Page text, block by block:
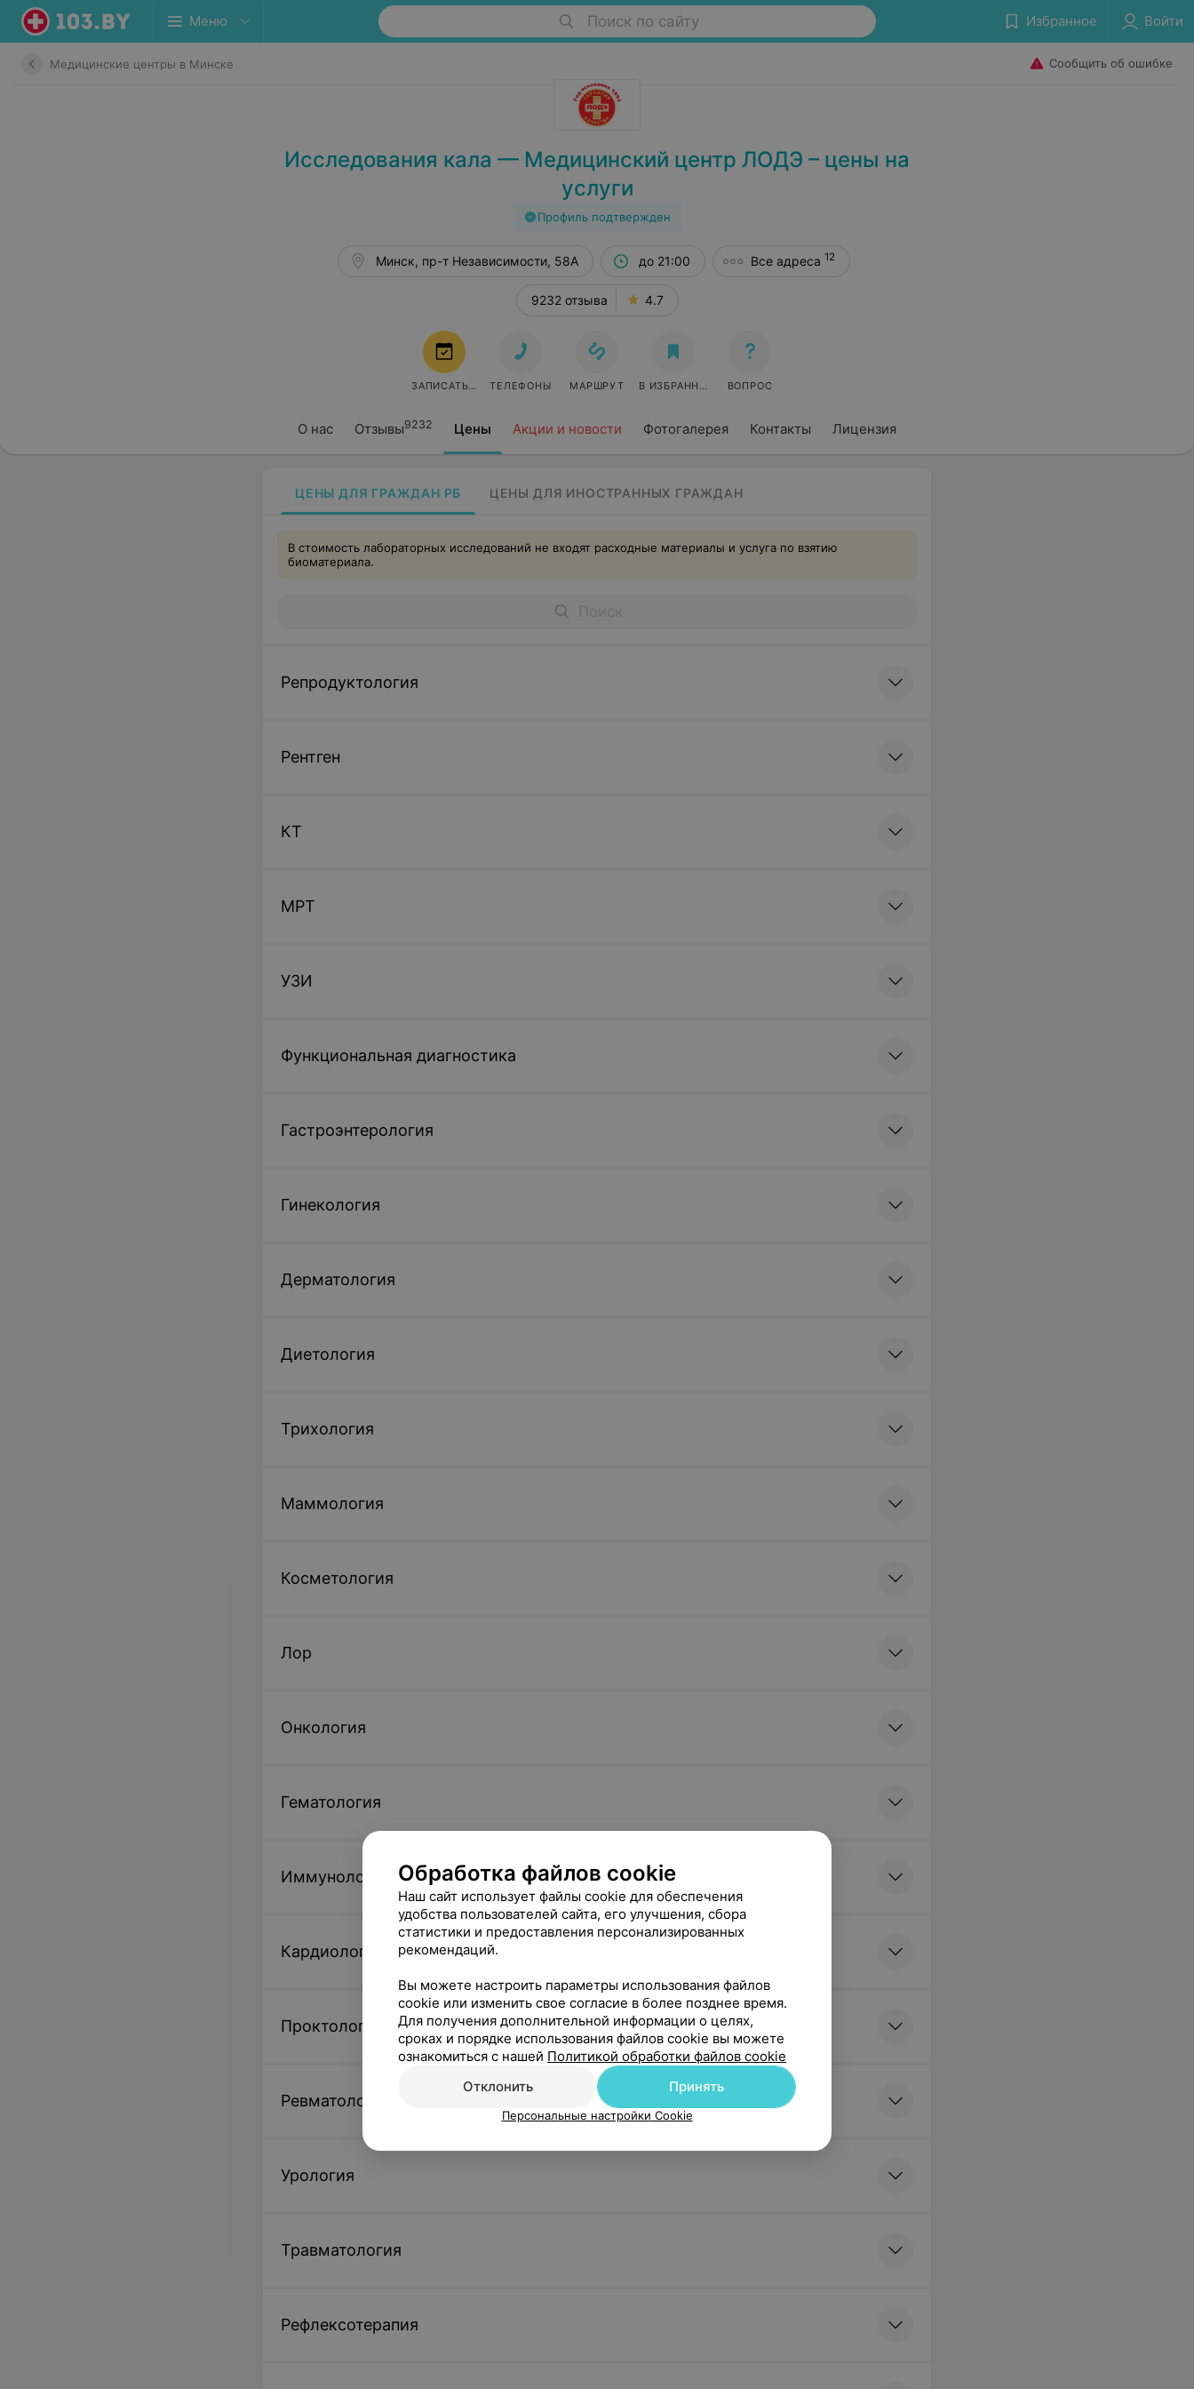
Меню Поиск по сайту Избранное Войти
Медицинские центры в Минске Сообщить об ошибке
Исследования кала — Медицинский центр ЛОДЭ – цены на
услуги
Профиль подтвержден
О нас Отзывы9232 Цены Акции и новости Фотогалерея Контакты Лицензия
Минск, пр-т Независимости, 58А до 21:00 Все адреса 12
9232 отзыва 4.7
ЗАПИСАТЬСЯ ТЕЛЕФОНЫ МАРШРУТ В ИЗБРАННОЕ ВОПРОС
ЦЕНЫ ДЛЯ ГРАЖДАН РБ ЦЕНЫ ДЛЯ ИНОСТРАННЫХ ГРАЖДАН
В стоимость лабораторных исследований не входят расходные материалы и услуга по взятию
биоматериала.
Репродуктология
Рентген
КТ
МРТ
УЗИ
Функциональная диагностика
Гастроэнтерология
Гинекология
Дерматология
Диетология
Трихология
Маммология
Косметология
Лор
Онкология
Гематология
Иммунология
Кардиология
Проктология
Ревматология
Урология
Травматология
Рефлексотерапия
Обработка файлов cookie
Наш сайт использует файлы cookie для обеспечения
удобства пользователей сайта, его улучшения, сбора
статистики и предоставления персонализированных
рекомендаций.
Вы можете настроить параметры использования файлов
cookie или изменить свое согласие в более позднее время.
Для получения дополнительной информации о целях,
сроках и порядке использования файлов cookie вы можете
ознакомиться с нашей Политикой обработки файлов cookie
Отклонить
Принять
Персональные настройки Cookie